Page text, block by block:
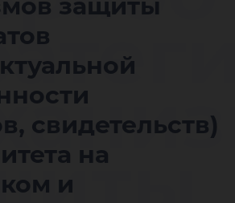
защиты
свидетельств)
на
и